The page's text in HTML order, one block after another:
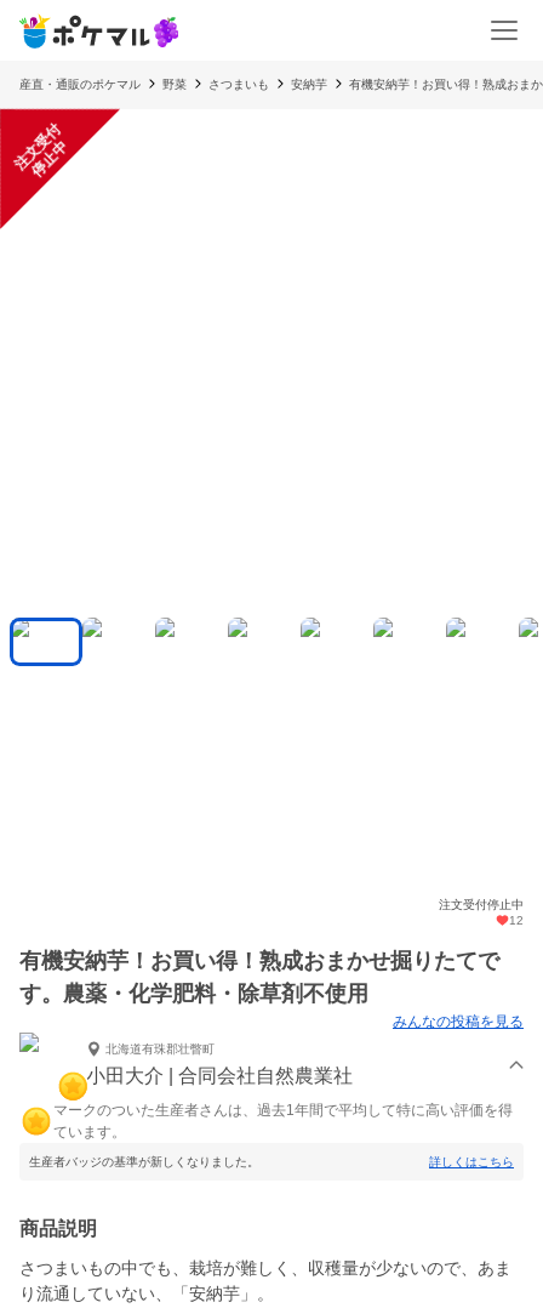
産直・通販のポケマル 野菜 さつまいも 安納芋 有機安納芋！お買い得！熟成おま
注
文
受
付
停
止
中
注文受付停止中
12
有機安納芋！お買い得！熟成おまかせ掘りたてで
す。農薬・化学肥料・除草剤不使用
みんなの投稿を見る
北海道有珠郡壮瞥町
小田大介 | 合同会社自然農業社
マークのついた生産者さんは、過去1年間で平均して特に高い評価を得
ています。
生産者バッジの基準が新しくなりました。 詳しくはこちら
商品説明
さつまいもの中でも、栽培が難しく、収穫量が少ないので、あま
り流通していない、「安納芋」。